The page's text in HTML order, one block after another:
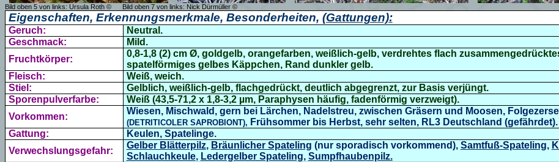
Bild oben 5 von links: Ursula Roth © Bild oben 7 von links: Nick Dürmüller ©
Eigenschaften, Erkennungsmerkmale, Besonderheiten, (Gattungen):
Geruch:
Neutral.
Geschmack:
Mild.
Fruchtkörper:
0,8-1,8 (2) cm Ø, goldgelb, orangefarben, weißlich-gelb,verdrehtes flach
spatelförmigesgelbes Käppchen, Rand dunkler gelb.
Fleisch:
Weiß, weich.
Stiel:
Gelblich, weißlich-gelb,flachgedrückt, deutlich abgegrenzt, zur Basis verjüngt.
Sporenpulverfarbe:
Weiß (43,5-71,2 x 1,8-3,2 µm, Paraphysen häufig, fadenförmig verzweigt).
Vorkommen:
Wiesen, Mischwald, gern bei Lärchen, Nadelstreu, zwischen Gräsern und Moosen,
(DETRITICOLER SAPROBIONT), Frühsommer bis Herbst, sehr selten, RL3 Deutschland (gefährdet).
Gattung:
Keulen, Spatelinge.
Verwechslungsgefahr:
Gelber Blätterpilz, Bräunlicher Spateling (nur sporadisch vorkommend), Samtfuß-Spateling,
Schlauchkeule, Ledergelber Spateling, Sumpfhaubenpilz.